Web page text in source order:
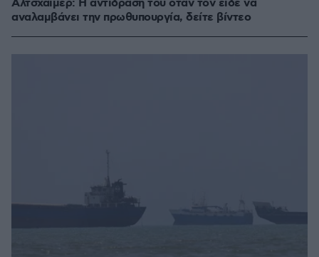
Αλτσχάιμερ: Η αντίδρασή του όταν τον είδε να
αναλαμβάνει την πρωθυπουργία, δείτε βίντεο